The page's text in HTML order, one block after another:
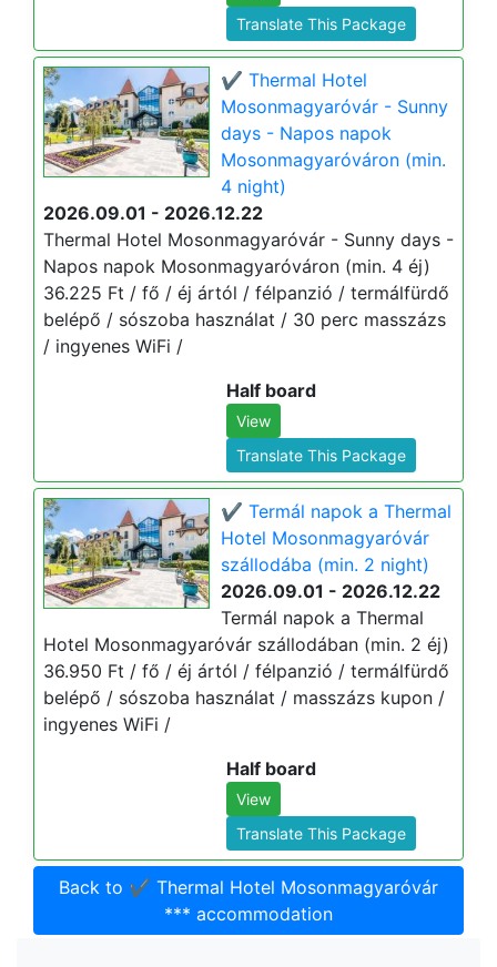
Translate This Package
✔️ Thermal Hotel
Mosonmagyaróvár - Sunny
days - Napos napok
Mosonmagyaróváron (min.
4 night)
2026.09.01 - 2026.12.22
Thermal Hotel Mosonmagyaróvár - Sunny days -
Napos napok Mosonmagyaróváron (min. 4 éj)
36.225 Ft / fő / éj ártól / félpanzió / termálfürdő
belépő / sószoba használat / 30 perc masszázs
/ ingyenes WiFi /
Half board
View
Translate This Package
✔️ Termál napok a Thermal
Hotel Mosonmagyaróvár
szállodába (min. 2 night)
2026.09.01 - 2026.12.22
Termál napok a Thermal
Hotel Mosonmagyaróvár szállodában (min. 2 éj)
36.950 Ft / fő / éj ártól / félpanzió / termálfürdő
belépő / sószoba használat / masszázs kupon /
ingyenes WiFi /
Half board
View
Translate This Package
Back to ✔️ Thermal Hotel Mosonmagyaróvár
*** accommodation